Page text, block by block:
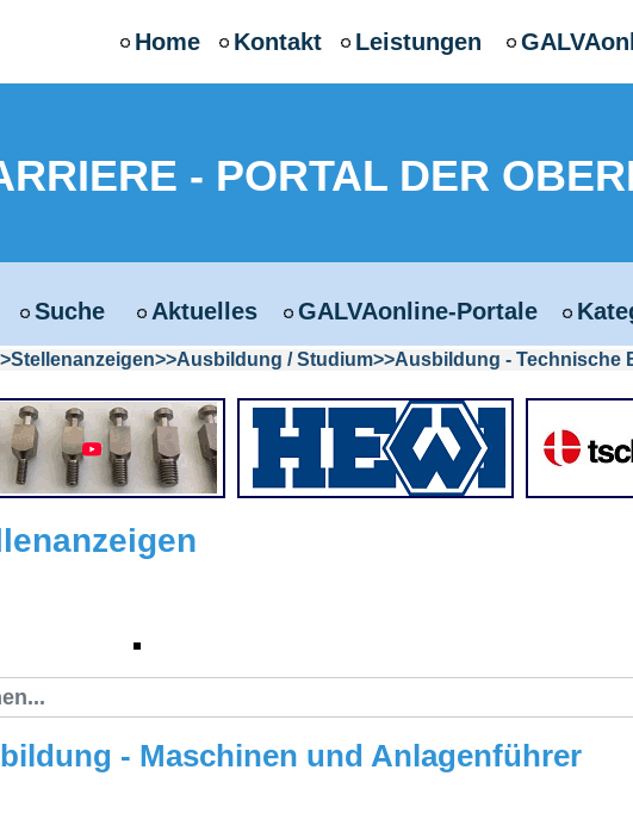
Home Kontakt Leistungen
- PORTAL DER
Suche Aktuelles GALVAonline-Portale
Stellenanzeigen Ausbildung / Studium Ausbildung - Technische
- Maschinen und Anlagenführer